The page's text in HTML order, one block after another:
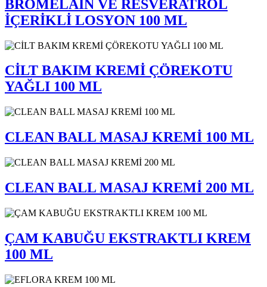
BROMELAİN VE RESVERATROL
İÇERİKLİ LOSYON 100 ML
CİLT BAKIM KREMİ ÇÖREKOTU
YAĞLI 100 ML
CLEAN BALL MASAJ KREMİ 100 ML
CLEAN BALL MASAJ KREMİ 200 ML
ÇAM KABUĞU EKSTRAKTLI KREM
100 ML